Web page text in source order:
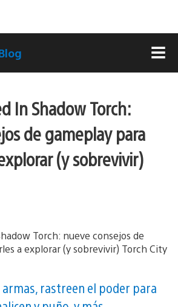
In Shadow Torch:
de gameplay para
(y sobrevivir)
rastreen el poder para